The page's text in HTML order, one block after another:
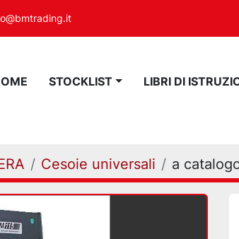
HOME STOCKLIST LIBRI DI
Cesoie universali a